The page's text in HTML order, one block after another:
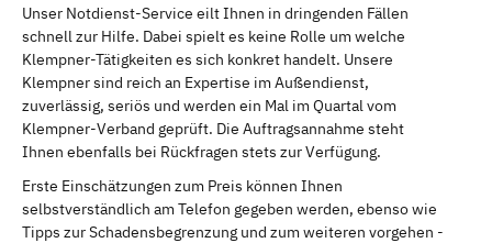
Unser Notdienst-Service eilt Ihnen in dringenden Fällen
schnell zur Hilfe. Dabei spielt es keine Rolle um welche
Klempner-Tätigkeiten es sich konkret handelt. Unsere
Klempner sind reich an Expertise im Außendienst,
zuverlässig, seriös und werden ein Mal im Quartal vom
Klempner-Verband geprüft. Die Auftragsannahme steht
Ihnen ebenfalls bei Rückfragen stets zur Verfügung.
Erste Einschätzungen zum Preis können Ihnen
selbstverständlich am Telefon gegeben werden, ebenso wie
Tipps zur Schadensbegrenzung und zum weiteren vorgehen -